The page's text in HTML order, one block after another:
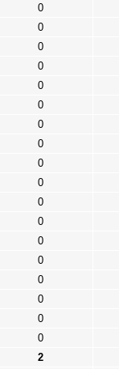
0
0
0
0
0
0
0
0
0
0
0
0
0
0
0
0
0
0
2